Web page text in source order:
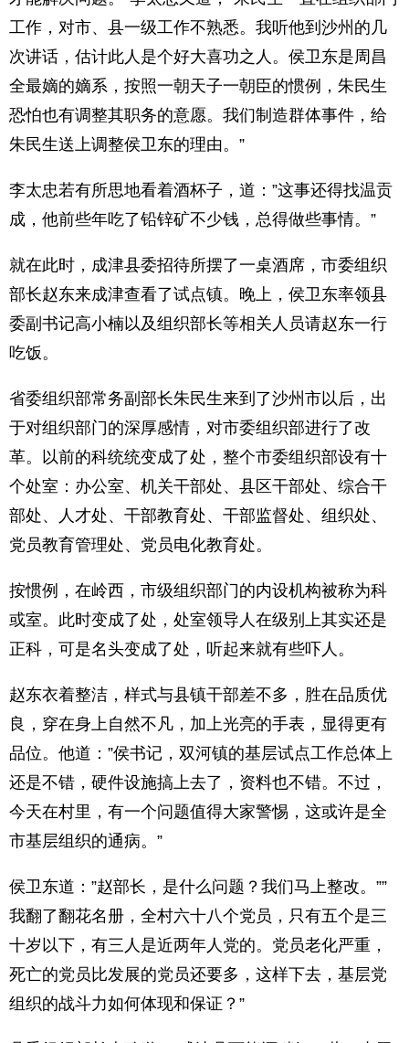
工作，对市、县一级工作不熟悉。我听他到沙州的几
次讲话，估计此人是个好大喜功之人。侯卫东是周昌
全最嫡的嫡系，按照一朝天子一朝臣的惯例，朱民生
恐怕也有调整其职务的意愿。我们制造群体事件，给
朱民生送上调整侯卫东的理由。”
李太忠若有所思地看着酒杯子，道：”这事还得找温贡
成，他前些年吃了铅锌矿不少钱，总得做些事情。”
就在此时，成津县委招待所摆了一桌酒席，市委组织
部长赵东来成津查看了试点镇。晚上，侯卫东率领县
委副书记高小楠以及组织部长等相关人员请赵东一行
吃饭。
省委组织部常务副部长朱民生来到了沙州市以后，出
于对组织部门的深厚感情，对市委组织部进行了改
革。以前的科统统变成了处，整个市委组织部设有十
个处室：办公室、机关干部处、县区干部处、综合干
部处、人才处、干部教育处、干部监督处、组织处、
党员教育管理处、党员电化教育处。
按惯例，在岭西，市级组织部门的内设机构被称为科
或室。此时变成了处，处室领导人在级别上其实还是
正科，可是名头变成了处，听起来就有些吓人。
赵东衣着整洁，样式与县镇干部差不多，胜在品质优
良，穿在身上自然不凡，加上光亮的手表，显得更有
品位。他道：”侯书记，双河镇的基层试点工作总体上
还是不错，硬件设施搞上去了，资料也不错。不过，
今天在村里，有一个问题值得大家警惕，这或许是全
市基层组织的通病。”
侯卫东道：”赵部长，是什么问题？我们马上整改。””
我翻了翻花名册，全村六十八个党员，只有五个是三
十岁以下，有三人是近两年人党的。党员老化严重，
死亡的党员比发展的党员还要多，这样下去，基层党
组织的战斗力如何体现和保证？”